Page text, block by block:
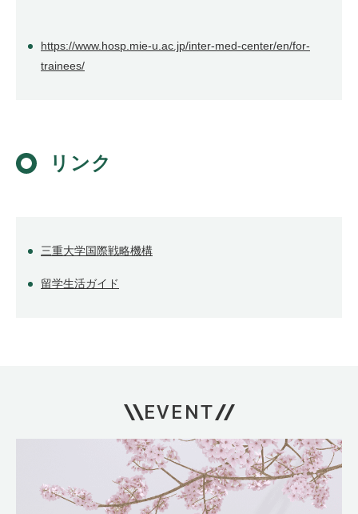
https://www.hosp.mie-u.ac.jp/inter-med-center/en/for-
trainees/
リンク
三重大学国際戦略機構
留学生活ガイド
EVENT